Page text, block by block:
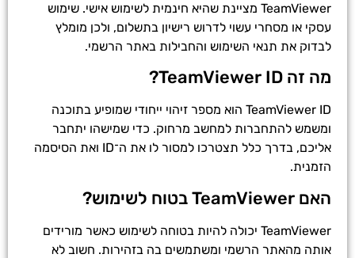
TeamViewer מציינת שהיא חינמית לשימוש אישי. שימוש
עסקי או מסחרי עשוי לדרוש רישיון בתשלום, ולכן מומלץ
לבדוק את תנאי השימוש והחבילות באתר הרשמי.
מה זה TeamViewer ID?
TeamViewer ID הוא מספר זיהוי ייחודי שמופיע בתוכנה
ומשמש להתחברות למחשב מרחוק. כדי שמישהו יתחבר
אליכם, בדרך כלל תצטרכו למסור לו את ה־ID ואת הסיסמה
הזמנית.
האם TeamViewer בטוח לשימוש?
TeamViewer יכולה להיות בטוחה לשימוש כאשר מורידים
אותה מהאתר הרשמי ומשתמשים בה בזהירות. חשוב לא